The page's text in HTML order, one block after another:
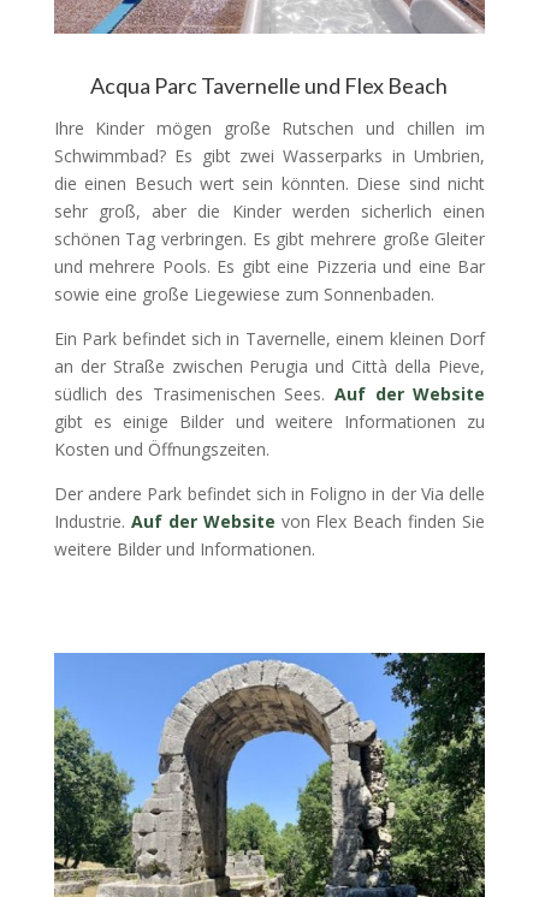
Acqua Parc Tavernelle und Flex Beach
Ihre Kinder mögen große Rutschen und chillen im
Schwimmbad? Es gibt zwei Wasserparks in Umbrien,
die einen Besuch wert sein könnten. Diese sind nicht
sehr groß, aber die Kinder werden sicherlich einen
schönen Tag verbringen. Es gibt mehrere große Gleiter
und mehrere Pools. Es gibt eine Pizzeria und eine Bar
sowie eine große Liegewiese zum Sonnenbaden.
Ein Park befindet sich in Tavernelle, einem kleinen Dorf
an der Straße zwischen Perugia und Città della Pieve,
südlich des Trasimenischen Sees.Auf der Website
gibt es einige Bilder und weitere Informationen zu
Kosten und Öffnungszeiten.
Der andere Park befindet sich in Foligno in der Via delle
Industrie. Auf der Website von Flex Beach finden Sie
weitere Bilder und Informationen.